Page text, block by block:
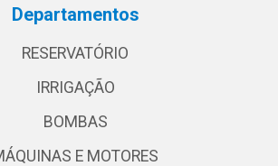
Departamentos
RESERVATÓRIO
IRRIGAÇÃO
BOMBAS
E MOTORES